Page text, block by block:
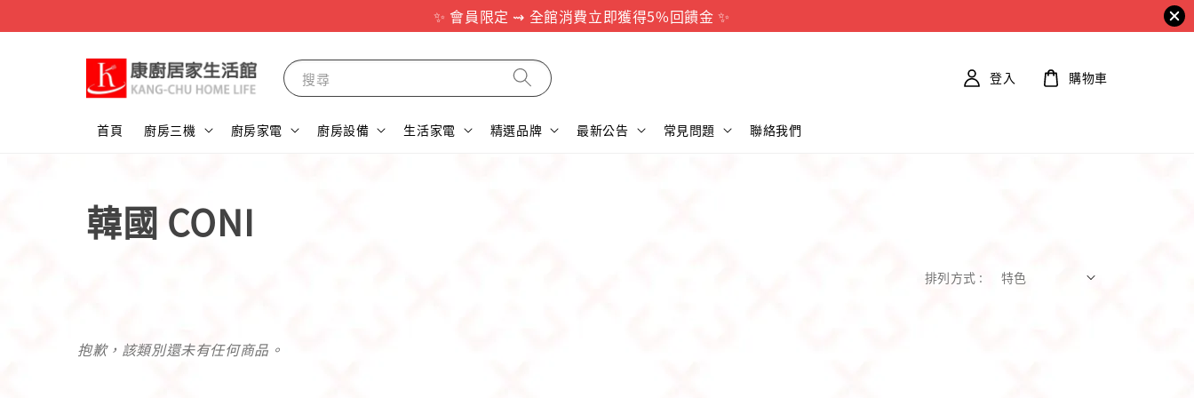
✨ 會員限定 ⇝ 全館消費立即獲得5%回饋金 ✨
搜尋
首頁 廚房三機 廚房家電 廚房設備 生活家電 精選品牌 最新公告 常見問題 聯絡我們
登入 購物車
韓國 CONI
排列方式 :
抱歉，該類別還未有任何商品。